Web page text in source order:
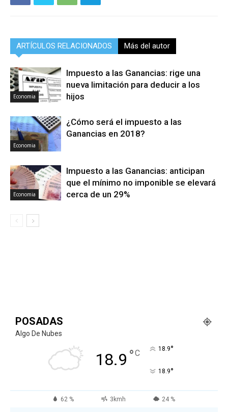
ARTÍCULOS RELACIONADOS Más del autor
Economia
Impuesto a las Ganancias: rige una
nueva limitación para deducir a los
hijos
Economia
¿Cómo será el impuesto a las
Ganancias en 2018?
Economia
Impuesto a las Ganancias: anticipan
que el mínimo no imponible se elevará
cerca de un 29%
POSADAS
Algo De Nubes
18.9 °C 18.9°
18.9°
62 % 3kmh 24 %